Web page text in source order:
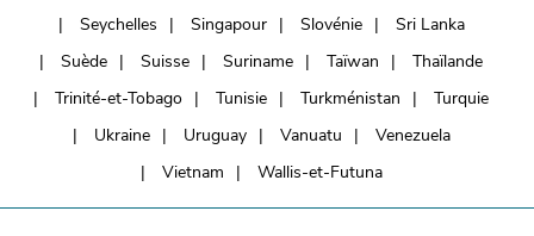
Seychelles
Singapour Slovénie
Sri Lanka
Suède
Suisse Suriname Taïwan
Thaïlande
Trinité-et-Tobago
Tunisie Turkménistan
Turquie
Ukraine
Uruguay Vanuatu
Venezuela
Vietnam
Wallis-et-Futuna